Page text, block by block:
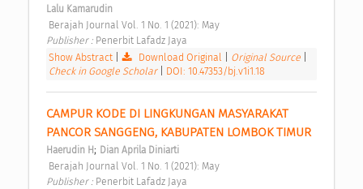
Lalu Kamarudin
Berajah Journal Vol. 1 No. 1 (2021): May
Publisher : Penerbit Lafadz Jaya
Show Abstract| Download Original Original Source
Check in Google Scholar
DOI: 10.47353/bj.v1i1.18
CAMPUR KODE DI LINGKUNGAN MASYARAKAT
PANCOR SANGGENG, KABUPATEN LOMBOK TIMUR
Haerudin H; Dian Aprila Diniarti
Berajah Journal Vol. 1 No. 1 (2021): May
Publisher : Penerbit Lafadz Jaya